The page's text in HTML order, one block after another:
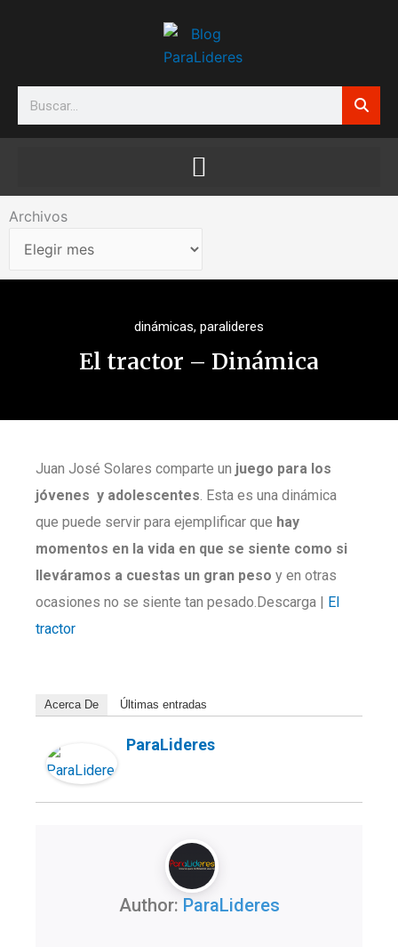
Search
Archivos
Archivos
dinámicas, paralideres
El tractor – Dinámica
Juan José Solares comparte un juego para los
jóvenes y adolescentes. Esta es una dinámica
que puede servir para ejemplificar que hay
momentos en la vida en que se siente como si
lleváramos a cuestas un gran peso y en otras
ocasiones no se siente tan pesado.Descarga | El
tractor
Acerca De Últimas entradas
ParaLideres
Author: ParaLideres